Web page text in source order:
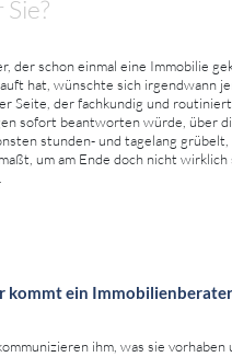
der schon einmal eine Immobilie
hat, wünschte sich irgendwann
Seite, der fachkundig und
sofort beantworten würde, über
stunden- und tagelang grübelt,
um am Ende doch nicht wirklich
kommt ein
ihm, was sie vorhaben